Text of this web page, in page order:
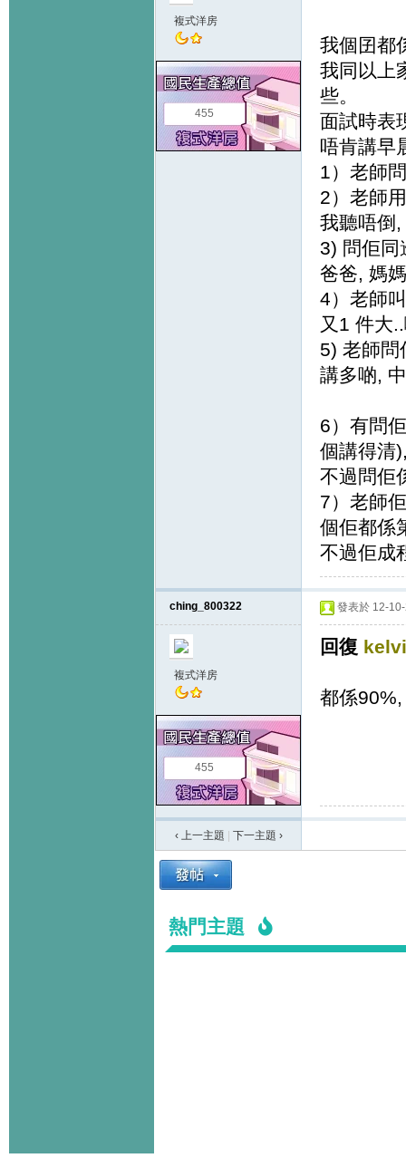
複式洋房
455
我個囝都
我同以上
些。
面試時表
唔肯講早
1）老師
2）老師
我聽唔倒
3) 問佢同
爸爸, 媽
4）老師
又1 件大
5) 老師問
講多啲,
6）有問
個講得清
不過問佢
7）老師
個佢都係
不過佢成
ching_800322
複式洋房
455
發表於 12-
回復
都係
‹ 上一主題 下一主題 ›
熱門主題